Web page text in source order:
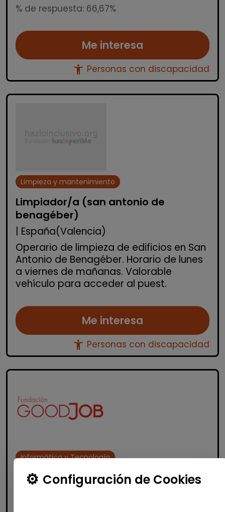
% de respuesta: 66,67%
Me interesa
accessibility_new Personas con discapacidad
Limpieza y mantenimiento
Limpiador/a (san antonio de
benagéber)
| España(Valencia)
Operario de limpieza de edificios en San
Antonio de Benagéber. Horario de lunes
a viernes de mañanas. Valorable
vehículo para acceder al puest.
Me interesa
accessibility_new Personas con discapacidad
Informática y Tecnología
Administrador/a de sistemas junior -
discapacidad (madrid)
Configuración de Cookies